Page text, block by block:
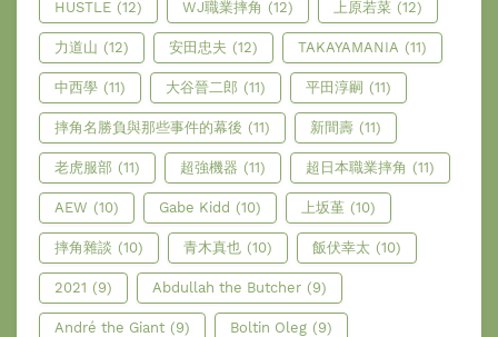
HUSTLE (12) WJ職業摔角 (12) 上原若菜 (12)
力道山 (12) 安田忠夫 (12) TAKAYAMANIA (11)
中西學 (11) 大谷晉二郎 (11) 平田淳嗣 (11)
摔角名勝負與那些事件的幕後 (11) 新間壽 (11)
老虎服部 (11) 超強機器 (11) 超日本職業摔角 (11)
AEW (10) Gabe Kidd (10) 上坂堇 (10)
摔角雜談 (10) 青木真也 (10) 飯伏幸太 (10)
2021 (9) Abdullah the Butcher (9)
André the Giant (9) Boltin Oleg (9)